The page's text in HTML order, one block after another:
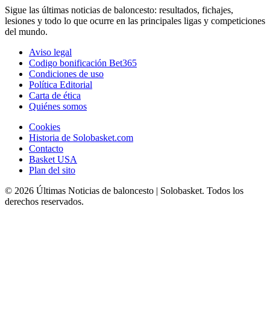
Sigue las últimas noticias de baloncesto: resultados, fichajes,
lesiones y todo lo que ocurre en las principales ligas y competiciones
del mundo.
Aviso legal
Codigo bonificación Bet365
Condiciones de uso
Política Editorial
Carta de ética
Quiénes somos
Cookies
Historia de Solobasket.com
Contacto
Basket USA
Plan del sito
© 2026 Últimas Noticias de baloncesto | Solobasket. Todos los
derechos reservados.